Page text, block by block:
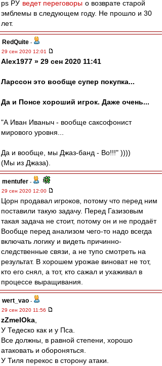
ps РУ ведет переговоры о возврате старой
эмблемы в следующем году. Не прошло и 30
лет.
RedQuite -
29 сен 2020 12:01
Alex1977 » 29 сен 2020 11:41
Ларссон это вообще супер покупка...
Да и Понсе хороший игрок. Даже очень...
"А Иван Иваныч - вообще саксофонист
мирового уровня...
Да и вообще, мы Джаз-банд - Во!!!" ))))
(Мы из Джаза).
mentufer -
29 сен 2020 12:00
Цорн продавал игроков, потому что перед ним
поставили такую задачу. Перед Газизовым
такая задача не стоит, потому он и не продаёт
Вообще перед анализом чего-то надо всегда
включать логику и видеть причинно-
следственные связи, а не тупо смотреть на
результат. В хорошем урожае виноват не тот,
кто его снял, а тот, кто сажал и ухаживал в
процессе выращивания.
wert_vao -
29 сен 2020 11:56
zZmeIOka
У Тедеско как и у Пса.
Все должны, в равной степени, хорошо
атаковать и обороняться.
У Тиля перекос в сторону атаки.